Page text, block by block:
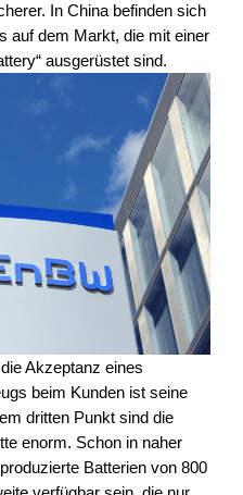
In China befinden sich
auf dem Markt, die mit einer
ausgerüstet sind.
Akzeptanz eines
beim Kunden ist seine
dritten Punkt sind die
enorm. Schon in naher
Batterien von 800